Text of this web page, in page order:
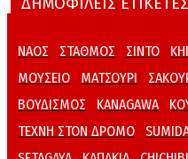
ΝΑΟΣ ΣΤΑΘΜΟΣ ΣΙΝΤΟ
ΜΟΥΣΕΙΟ
ΜΑΤΣΟΥΡΙ
ΒΟΥΔΙΣΜΟΣ
KANAGAWA
ΤΕΧΝΗ ΣΤΟΝ ΔΡΟΜΟ